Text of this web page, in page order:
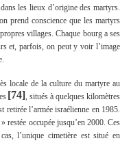
les lieux d’origine des martyrs.
prend conscience que les martyrs
villages. Chaque bourg a ses
et, parfois, on peut y voir l’image
locale de la culture du martyre au
[74], situés à quelques kilomètres
retirée l’armée israélienne en 1985.
restée occupée jusqu’en 2000. Ces
l’unique cimetière est situé en